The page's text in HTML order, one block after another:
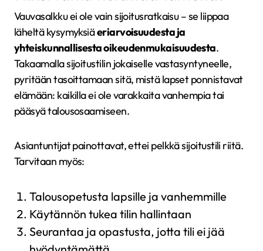
Vauvasalkku ei ole vain sijoitusratkaisu – se liippaa
läheltä kysymyksiäeriarvoisuudesta ja
yhteiskunnallisesta oikeudenmukaisuudesta.
Takaamalla sijoitustilin jokaiselle vastasyntyneelle,
pyritään tasoittamaan sitä, mistä lapset ponnistavat
elämään: kaikilla ei ole varakkaita vanhempia tai
pääsyä talousosaamiseen.
Asiantuntijat painottavat, ettei pelkkä sijoitustili riitä.
Tarvitaan myös:
Talousopetusta lapsille ja vanhemmille
Käytännön tukea tilin hallintaan
Seurantaa ja opastusta, jotta tili ei jää